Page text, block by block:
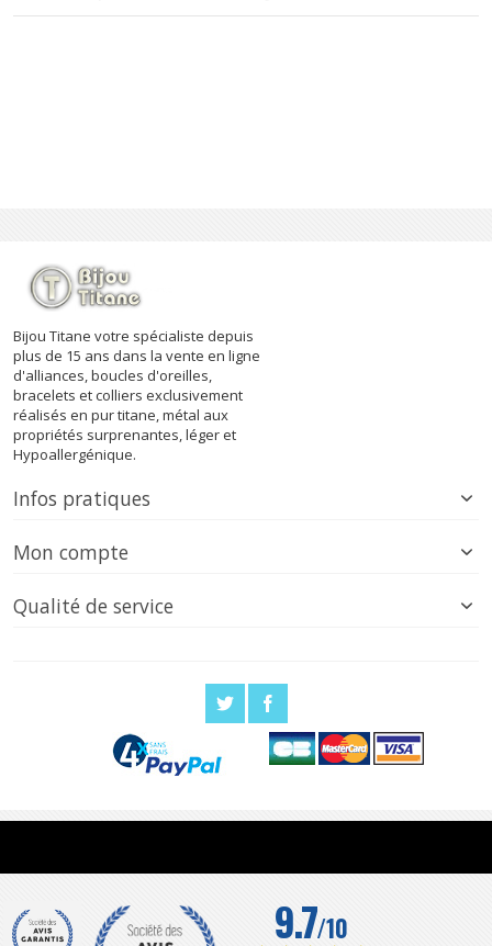
Bijou Titane votre spécialiste depuis
plus de 15 ans dans la vente en ligne
d'alliances, boucles d'oreilles,
bracelets et colliers exclusivement
réalisés en pur titane, métal aux
propriétés surprenantes, léger et
Hypoallergénique.
Infos pratiques
Mon compte
Qualité de service